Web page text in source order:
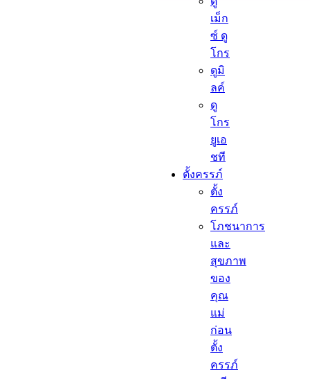
เม็ก
ซ์ ดู
โกร
ดูมิ
ลค์
ดู
โกร
ยูเอ
ชที
ตั้งครรภ์​
ตั้ง
ครรภ์​
โภชนาการ
และ
สุขภาพ
ของ
คุณ
แม่
ก่อน
ตั้ง
ครรภ์